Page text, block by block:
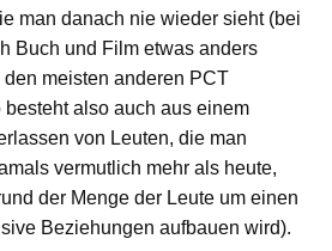
man danach nie wieder sieht (bei
Buch und Film etwas anders
meisten anderen PCT
besteht also auch aus einem
von Leuten, die man
vermutlich mehr als heute,
der Menge der Leute um einen
Beziehungen aufbauen wird).